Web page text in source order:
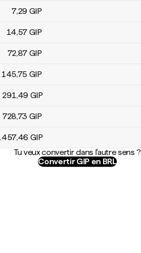
7,29 GIP
14,57 GIP
72,87 GIP
145,75 GIP
291,49 GIP
728,73 GIP
457,46 GIP
Tu veux convertir dans l'autre sens ?
Convertir GIP en BRL